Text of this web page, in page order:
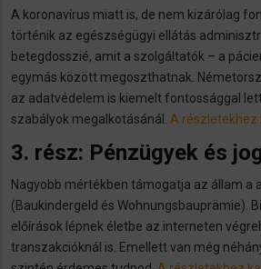
A koronavírus miatt is, de nem kizárólag
történik az egészségügyi ellátás
betegdosszié, amit a szolgáltatók – a
egymás között megoszthatnak.
az adatvédelem is kiemelt fontossággal
szabályok megalkotásánál. A részletekhez
3. rész: Pénzügyek és
Nagyobb mértékben támogatja az állam a
(Baukindergeld és Wohnungsbauprämie).
előírások lépnek életbe az interneten
transzakcióknál is. Emellett van még